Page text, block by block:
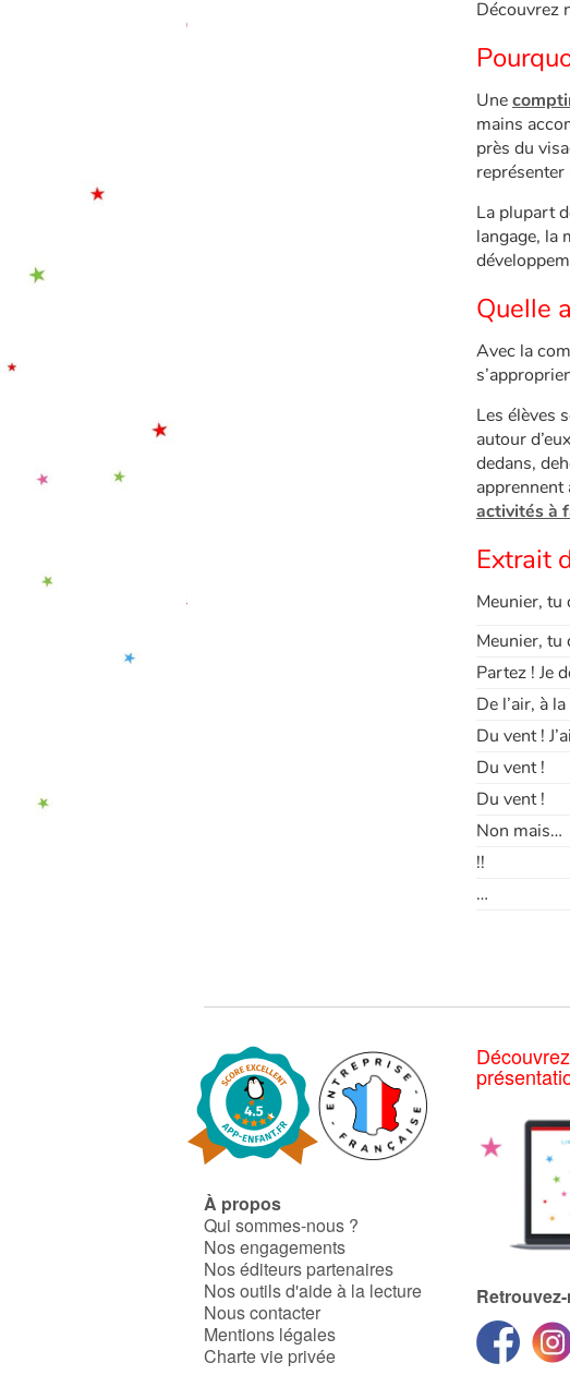
Découvrez
Une
mains
près du
La plupart
langage, la
Quelle
Avec la
Les élèves
autour
dedans,
apprennent
activités à
Extrait
Meunier, tu
Meunier, tu
Partez ! Je
De l’air, à
Du vent !
Du vent !
Du vent !
Non mais…
!!
…
À propos
Qui sommes-nous ?
Nos engagements
Nos éditeurs partenaires
Nos outils d'aide à la lecture
Nous contacter
Mentions légales
Charte vie privée